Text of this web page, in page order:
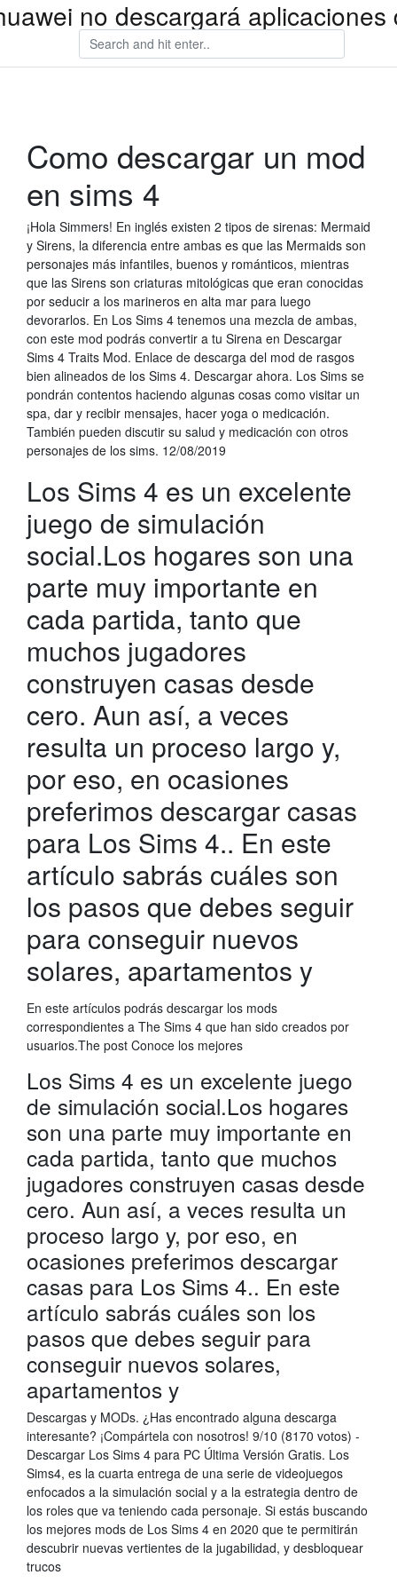
no descargará aplicaciones
Como descargar un mod
en sims 4
¡Hola Simmers! En inglés existen 2 tipos de sirenas: Mermaid
y Sirens, la diferencia entre ambas es que las Mermaids son
personajes más infantiles, buenos y románticos, mientras
que las Sirens son criaturas mitológicas que eran conocidas
por seducir a los marineros en alta mar para luego
devorarlos. En Los Sims 4 tenemos una mezcla de ambas,
con este mod podrás convertir a tu Sirena en Descargar
Sims 4 Traits Mod. Enlace de descarga del mod de rasgos
bien alineados de los Sims 4. Descargar ahora. Los Sims se
pondrán contentos haciendo algunas cosas como visitar un
spa, dar y recibir mensajes, hacer yoga o medicación.
También pueden discutir su salud y medicación con otros
personajes de los sims. 12/08/2019
Los Sims 4 es un excelente
juego de simulación
social.Los hogares son una
parte muy importante en
cada partida, tanto que
muchos jugadores
construyen casas desde
cero. Aun así, a veces
resulta un proceso largo y,
por eso, en ocasiones
preferimos descargar casas
para Los Sims 4.. En este
artículo sabrás cuáles son
los pasos que debes seguir
para conseguir nuevos
solares, apartamentos y
En este artículos podrás descargar los mods
correspondientes a The Sims 4 que han sido creados por
usuarios.The post Conoce los mejores
Los Sims 4 es un excelente juego
de simulación social.Los hogares
son una parte muy importante en
cada partida, tanto que muchos
jugadores construyen casas desde
cero. Aun así, a veces resulta un
proceso largo y, por eso, en
ocasiones preferimos descargar
casas para Los Sims 4.. En este
artículo sabrás cuáles son los
pasos que debes seguir para
conseguir nuevos solares,
apartamentos y
Descargas y MODs. ¿Has encontrado alguna descarga
interesante? ¡Compártela con nosotros! 9/10 (8170 votos) -
Descargar Los Sims 4 para PC Última Versión Gratis. Los
Sims4, es la cuarta entrega de una serie de videojuegos
enfocados a la simulación social y a la estrategia dentro de
los roles que va teniendo cada personaje. Si estás buscando
los mejores mods de Los Sims 4 en 2020 que te permitirán
descubrir nuevas vertientes de la jugabilidad, y desbloquear
trucos